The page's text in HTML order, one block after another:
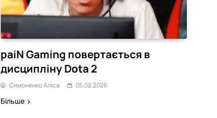
paiN Gaming повертається в
дисципліну Dota 2
Симоненко Аліса 05.02.2026
Більше